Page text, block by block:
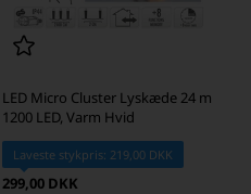
LED Micro Cluster Lyskæde 24 m
1200 LED, Varm Hvid
Laveste stykpris: 219,00 DKK
299,00 DKK